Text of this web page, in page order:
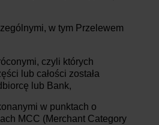
w tym Przelewem
czyli których
lub całości została
lub Bank,
w punktach o
MCC (Merchant Category